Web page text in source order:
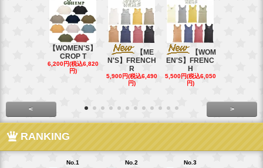
【WOMEN'S】
CROP T
6,200円(税込6,820
円)
【ME
N'S】FRENCH
R
5,900円(税込6,490
円)
【WOM
EN'S】FRENC
H
5,500円(税込6,050
円)
< >
RANKING
No.1 No.2 No.3